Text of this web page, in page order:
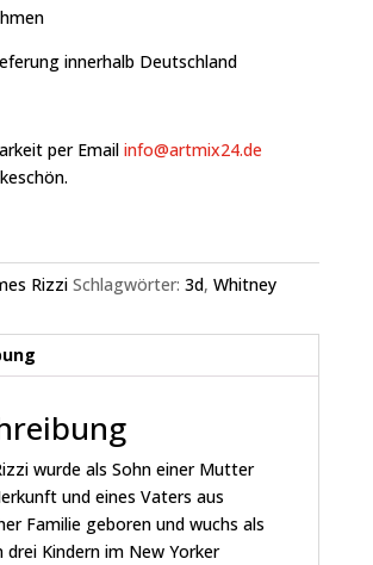
innerhalb Deutschland
per Email info@artmix24.de
Rizzi Schlagwörter: 3d, Whitney
wurde als Sohn einer Mutter
und eines Vaters aus
Familie geboren und wuchs als
drei Kindern im New Yorker